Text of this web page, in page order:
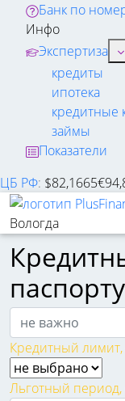
Банк по
Инфо
Экспертиза
кредиты
ипотека
кредитные
займы
Показатели
ЦБ РФ: $82,1665€
Вологда
Кредитный лимит,
Льготный период,